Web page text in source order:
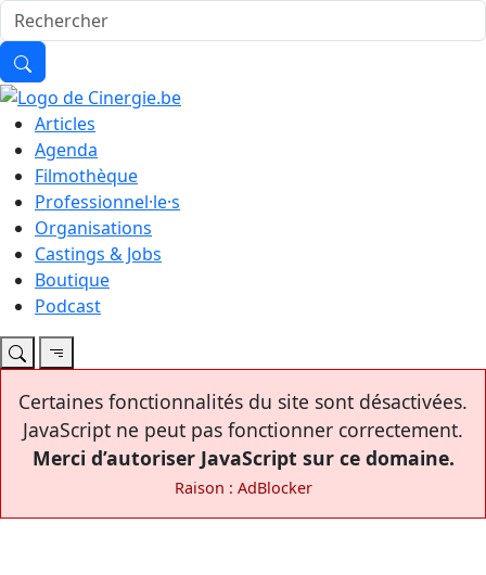
Articles
Agenda
Filmothèque
Professionnel·le·s
Organisations
Castings & Jobs
Boutique
Podcast
Certaines fonctionnalités du site sont désactivées.
JavaScript ne peut pas fonctionner correctement.
Merci d’autoriser JavaScript sur ce domaine.
Raison : AdBlocker